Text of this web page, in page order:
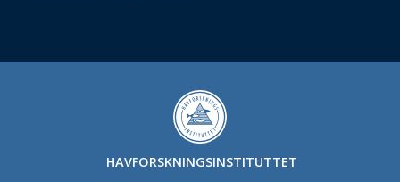
HAVFORSKNINGSINSTITUTTET